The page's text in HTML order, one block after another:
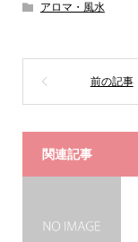
アロマ・風水
関連記事